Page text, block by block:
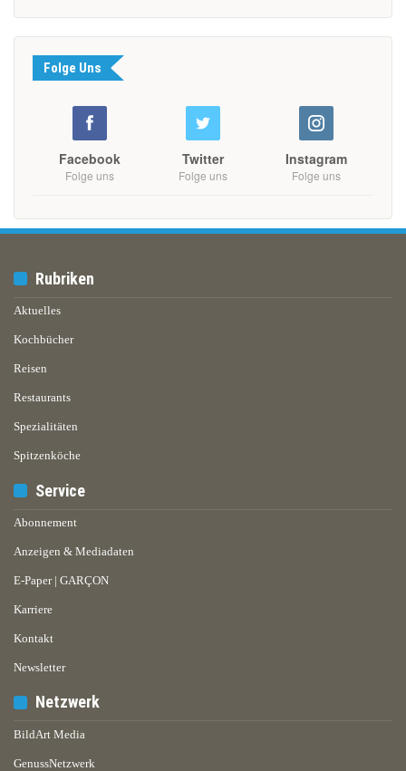
Folge Uns
Facebook
Folge uns
Twitter
Folge uns
Instagram
Folge uns
Rubriken
Aktuelles
Kochbücher
Reisen
Restaurants
Spezialitäten
Spitzenköche
Service
Abonnement
Anzeigen & Mediadaten
E-Paper | GARÇON
Karriere
Kontakt
Newsletter
Netzwerk
BildArt Media
GenussNetzwerk